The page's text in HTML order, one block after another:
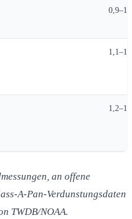
an offene
A-Pan-Verdunstungsdaten
TWDB/NOAA.